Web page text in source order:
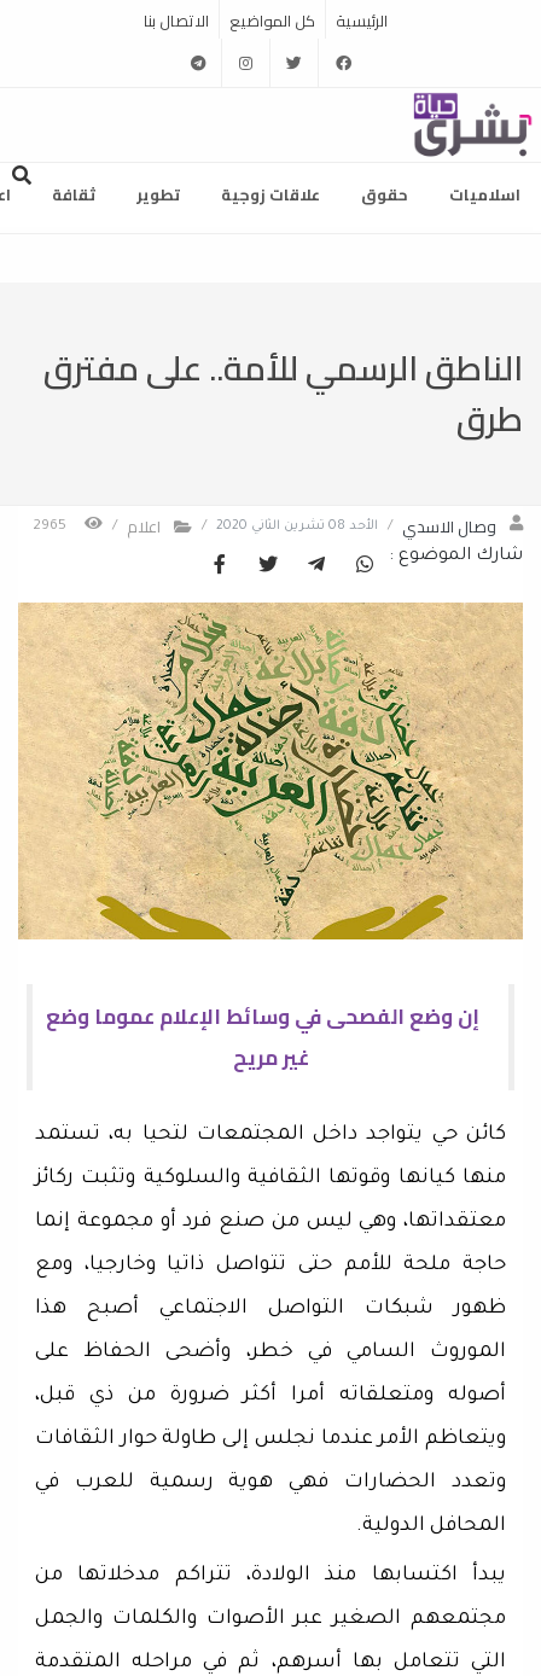
الرئيسية كل المواضيع الاتصال بنا
facebook
twitter
instagram
telegram
اسلاميات حقوق علاقات زوجية تطوير ثقافة
الناطق الرسمي للأمة.. على مفترق
طرق
وصال الاسدي / الأحد 08 تشرين الثاني 2020 / اعلام /
شارك الموضوع :
إن وضع الفصحى في وسائط الإعلام عموما وضع
غير مريح
كائن حي يتواجد داخل المجتمعات لتحيا به، تستمد
منها كيانها وقوتها الثقافية والسلوكية وتثبت ركائز
معتقداتها، وهي ليس من صنع فرد أو مجموعة إنما
حاجة ملحة للأمم حتى تتواصل ذاتيا وخارجيا، ومع
ظهور شبكات التواصل الاجتماعي أصبح هذا
الموروث السامي في خطر، وأضحى الحفاظ على
أصوله ومتعلقاته أمرا أكثر ضرورة من ذي قبل،
ويتعاظم الأمر عندما نجلس إلى طاولة حوار الثقافات
وتعدد الحضارات فهي هوية رسمية للعرب في
المحافل الدولية.
يبدأ اكتسابها منذ الولادة، تتراكم مدخلاتها من
مجتمعهم الصغير عبر الأصوات والكلمات والجمل
التي تتعامل بها أسرهم، ثم في مراحله المتقدمة